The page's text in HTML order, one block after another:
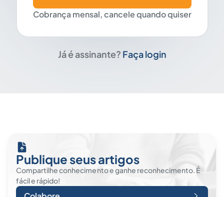
Cobrança mensal, cancele quando quiser
Já é assinante? Faça login
Publique seus artigos
Compartilhe conhecimento e ganhe reconhecimento. É
fácil e rápido!